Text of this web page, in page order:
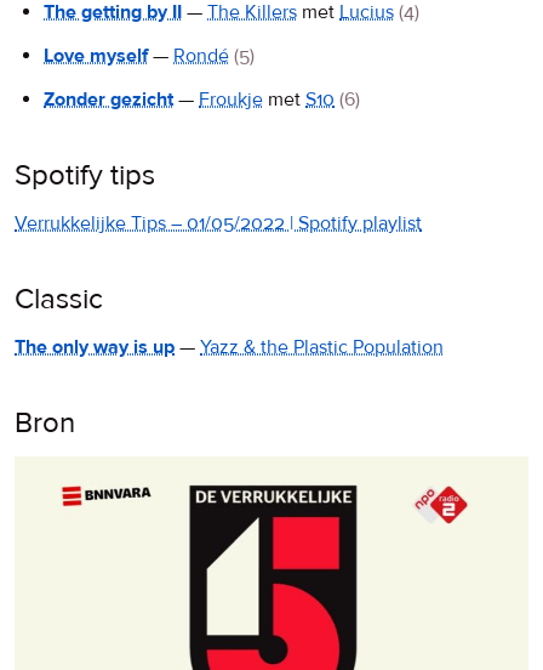
The getting by II — The Killers met Lucius (4)
Love myself— Rondé (5)
Zonder gezicht— Froukje met S10 (6)
Spotify tips
Verrukkelijke Tips – 01/05/2022 | Spotify playlist
Classic
The only way is up — Yazz & the Plastic Population
Bron